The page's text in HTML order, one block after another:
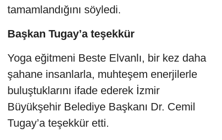
tamamlandığını söyledi.
Başkan Tugay’a teşekkür
Yoga eğitmeni Beste Elvanlı, bir kez daha
şahane insanlarla, muhteşem enerjilerle
buluştuklarını ifade ederek İzmir
Büyükşehir Belediye Başkanı Dr. Cemil
Tugay’a teşekkür etti.